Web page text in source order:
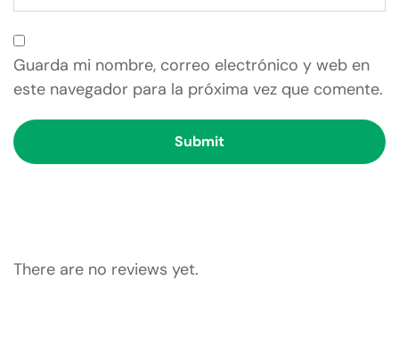
Guarda mi nombre, correo electrónico y web en
este navegador para la próxima vez que comente.
There are no reviews yet.